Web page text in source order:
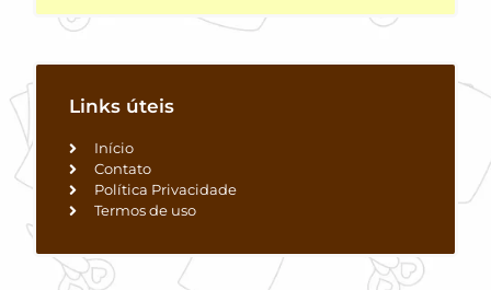
Links úteis
Início
Contato
Política Privacidade
Termos de uso